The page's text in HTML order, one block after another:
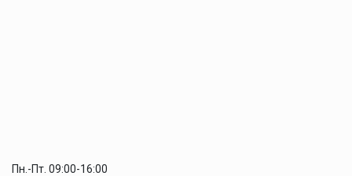
Пн.-Пт. 09:00-16:00